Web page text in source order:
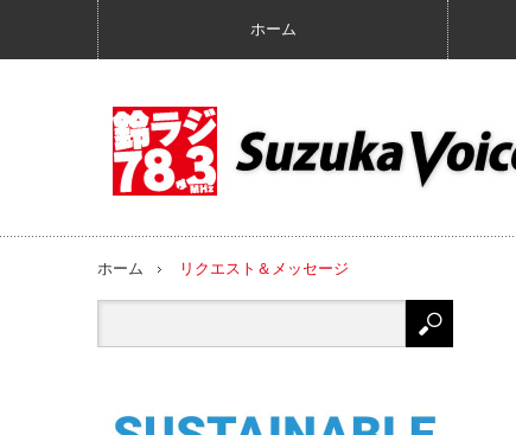
ホーム
ホーム リクエスト＆メッセージ